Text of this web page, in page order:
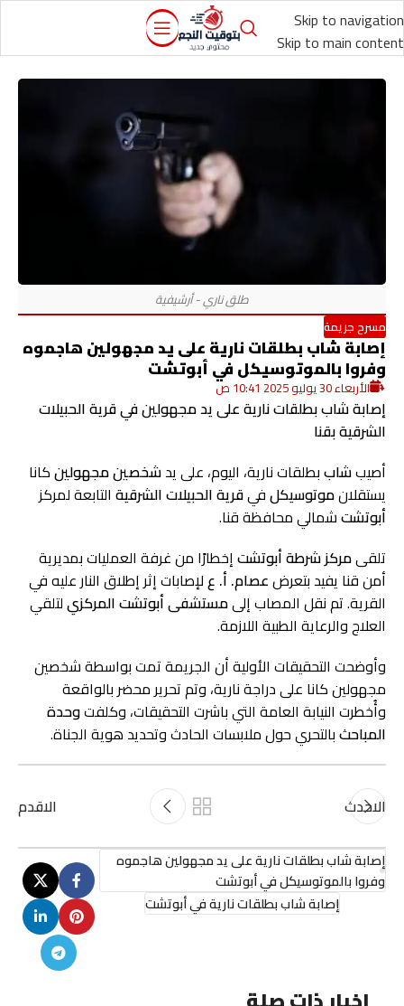
Skip to navigation
Skip to main content
مسرح جريمة
إصابة شاب بطلقات نارية على يد مجهولين هاجموه
وفروا بالموتوسيكل في أبوتشت
الأربعاء 30 يوليو 2025 10:41 ص
إصابة شاب بطلقات نارية على يد مجهولين في قرية الحبيلات
الشرقية بقنا
أصيبشاببطلقات نارية، اليوم، على يدشخصين مجهولينكانا
يستقلانموتوسيكلفيقرية الحبيلات الشرقية التابعة لمركز
أبوتشتشمالي محافظة قنا.
تلقىمركز شرطة أبوتشتإخطارًا من غرفة العمليات بمديرية
أمن قنا يفيد بتعرضعصام. أ. علإصابات إثر إطلاق النار عليه في
القرية. تم نقل المصاب إلىمستشفى أبوتشت المركزيلتلقي
العلاج والرعاية الطبية اللازمة.
وأوضحت التحقيقات الأولية أن الجريمة تمت بواسطة شخصين
مجهولين كانا على دراجة نارية، وتم تحرير محضر بالواقعة
وأُخطرت النيابة العامة التي باشرت التحقيقات، وكلفتوحدة
المباحثبالتحري حول ملابسات الحادث وتحديد هوية الجناة.
الاحدث الاقدم
إصابة شاب بطلقات نارية على يد مجهولين هاجموه
وفروا بالموتوسيكل في أبوتشت
إصابة شاب بطلقات نارية في أبوتشت